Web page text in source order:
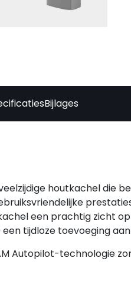
Bijlages
houtkachel die
een prachtig zicht
tijdloze toevoeging
Autopilot-technologie